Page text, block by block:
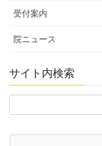
受付案内
院ニュース
サイト内検索